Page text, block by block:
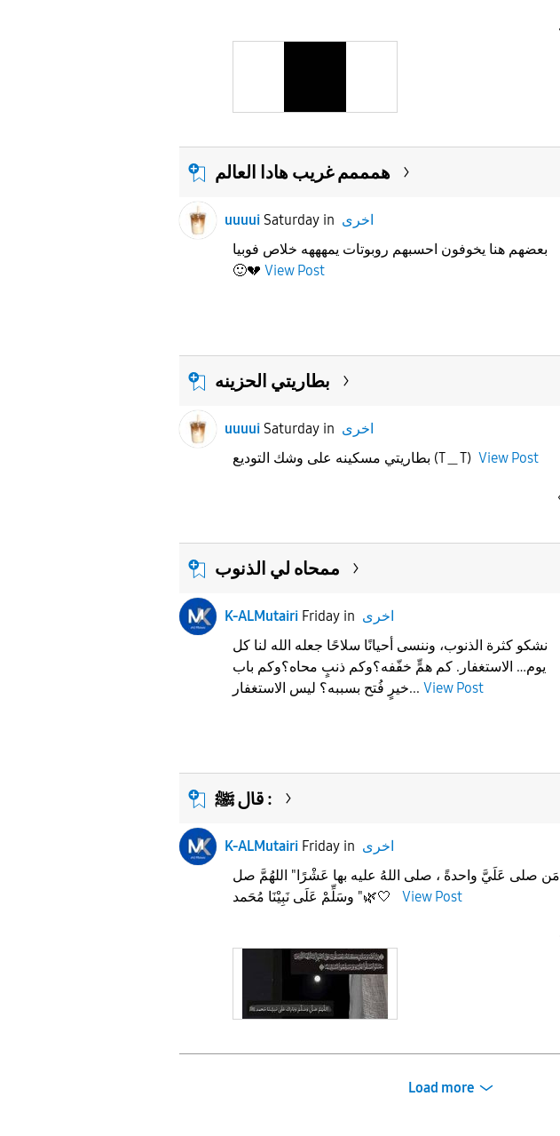
همممم غريب هادا العالم
uuuui Saturday in اخرى
بعضهم هنا يخوفون احسبهم روبوتات يمهههه خلاص فوبيا
🙂💔 View Post
بطاريتي الحزينه
uuuui Saturday in اخرى
بطاريتي مسكينه على وشك التوديع (T＿T) View Post
ممحاه لي الذنوب
K-ALMutairi Friday in اخرى
‏نشكو كثرة الذنوب، وننسى أحيانًا سلاحًا ‏جعله الله لنا كل
يوم… ‏الاستغفار. ‏كم همٍّ خفّفه؟‏وكم ذنبٍ محاه؟‏وكم باب
خيرٍ فُتح بسببه؟ ‏ليس الاستغفار... View Post
قال ﷺ :
K-ALMutairi Friday in اخرى
مَن صلى عَلَيَّ واحدةً ، صلى اللهُ عليه بها عَشْرًا" اللهُمَّ صل
وسَلِّمْ عَلَى نَبِيْنَا مُحَمد "🌿🤍 View Post
Load more